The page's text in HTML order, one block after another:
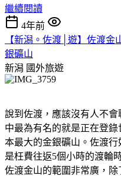
繼續閱讀
4年前
【新潟。佐渡│遊】佐渡
銀礦山
新潟 國外旅遊
說到佐渡，應該沒有人不
中最為有名的就是正在登
本最大的金銀礦山。佐渡
是枉費往返5個小時的渡輪
佐渡金山的範圍非常廣，